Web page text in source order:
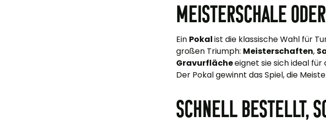
Meisterschale
Ein Pokalist die klassische Wahl für
großen Triumph: Meisterschaften,
Gravurflächeeignet sie sich ideal für
Der Pokal gewinnt das Spiel, die
Schnell bestellt,